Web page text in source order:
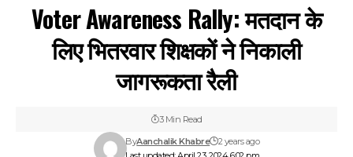
Voter Awareness Rally: मतदान के
लिए भितरवार शिक्षकों ने निकाली
जागरूकता रैली
ByAanchalik Khabre 2 years ago
3 Min Read